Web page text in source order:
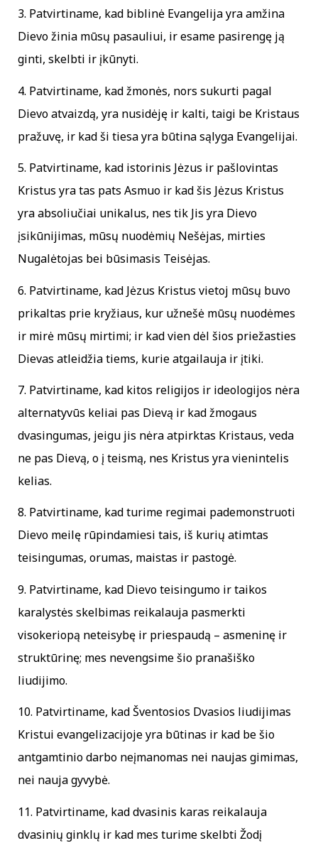
3. Patvirtiname, kad biblinė Evangelija yra amžina
Dievo žinia mūsų pasauliui, ir esame pasirengę ją
ginti, skelbti ir įkūnyti.
4. Patvirtiname, kad žmonės, nors sukurti pagal
Dievo atvaizdą, yra nusidėję ir kalti, taigi be Kristaus
pražuvę, ir kad ši tiesa yra būtina sąlyga Evangelijai.
5. Patvirtiname, kad istorinis Jėzus ir pašlovintas
Kristus yra tas pats Asmuo ir kad šis Jėzus Kristus
yra absoliučiai unikalus, nes tik Jis yra Dievo
įsikūnijimas, mūsų nuodėmių Nešėjas, mirties
Nugalėtojas bei būsimasis Teisėjas.
6. Patvirtiname, kad Jėzus Kristus vietoj mūsų buvo
prikaltas prie kryžiaus, kur užnešė mūsų nuodėmes
ir mirė mūsų mirtimi; ir kad vien dėl šios priežasties
Dievas atleidžia tiems, kurie atgailauja ir įtiki.
7. Patvirtiname, kad kitos religijos ir ideologijos nėra
alternatyvūs keliai pas Dievą ir kad žmogaus
dvasingumas, jeigu jis nėra atpirktas Kristaus, veda
ne pas Dievą, o į teismą, nes Kristus yra vienintelis
kelias.
8. Patvirtiname, kad turime regimai pademonstruoti
Dievo meilę rūpindamiesi tais, iš kurių atimtas
teisingumas, orumas, maistas ir pastogė.
9. Patvirtiname, kad Dievo teisingumo ir taikos
karalystės skelbimas reikalauja pasmerkti
visokeriopą neteisybę ir priespaudą – asmeninę ir
struktūrinę; mes nevengsime šio pranašiško
liudijimo.
10. Patvirtiname, kad Šventosios Dvasios liudijimas
Kristui evangelizacijoje yra būtinas ir kad be šio
antgamtinio darbo neįmanomas nei naujas gimimas,
nei nauja gyvybė.
11. Patvirtiname, kad dvasinis karas reikalauja
dvasinių ginklų ir kad mes turime skelbti Žodį